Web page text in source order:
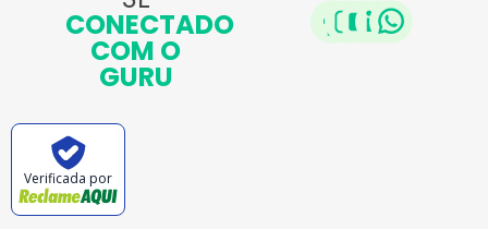
CONECTADO
COM O
GURU
Verificada por